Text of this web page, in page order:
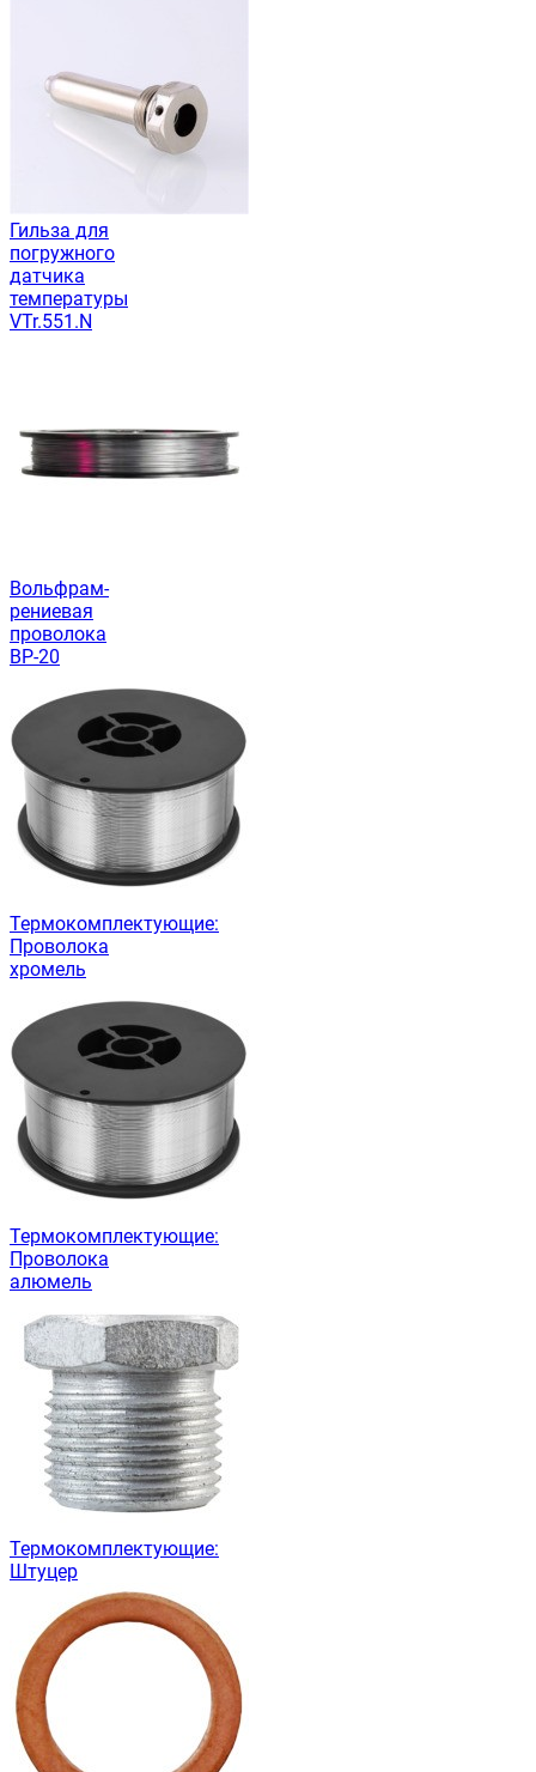
Гильза для
погружного
датчика
температуры
VTr.551.N
Вольфрам-
рениевая
проволока
ВР-20
Термокомплектующие:
Проволока
хромель
Термокомплектующие:
Проволока
алюмель
Термокомплектующие:
Штуцер